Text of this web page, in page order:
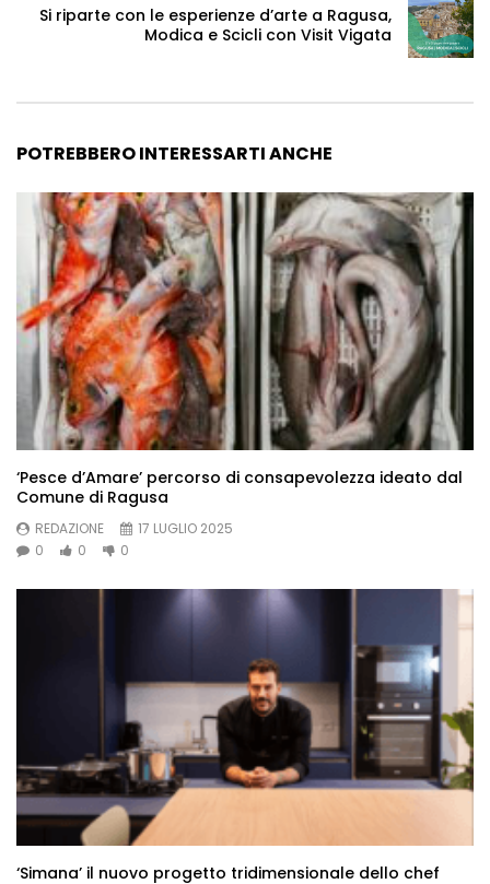
Si riparte con le esperienze d’arte a Ragusa,
Modica e Scicli con Visit Vigata
POTREBBERO INTERESSARTI ANCHE
‘Pesce d’Amare’ percorso di consapevolezza ideato dal
Comune di Ragusa
REDAZIONE
17 LUGLIO 2025
0
0 0
‘Simana’ il nuovo progetto tridimensionale dello chef